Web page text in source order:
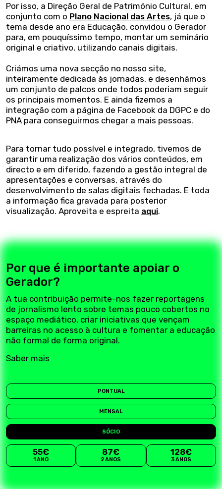
Por isso, a Direção Geral de Património Cultural, em
conjunto com o Plano Nacional das Artes, já que o
tema desde ano era Educação, convidou o Gerador
para, em pouquíssimo tempo, montar um seminário
original e criativo, utilizando canais digitais.
Criámos uma nova secção no nosso site,
inteiramente dedicada às jornadas, e desenhámos
um conjunto de palcos onde todos poderiam seguir
os principais momentos. E ainda fizemos a
integração com a página de Facebook da DGPC e do
PNA para conseguirmos chegar a mais pessoas.
Para tornar tudo possível e integrado, tivemos de
garantir uma realização dos vários conteúdos, em
directo e em diferido, fazendo a gestão integral de
apresentações e conversas, através do
desenvolvimento de salas digitais fechadas. E toda
a informação fica gravada para posterior
visualização. Aproveita e espreita aqui.
Por que é importante apoiar o
Gerador?
A tua contribuição permite-nos fazer reportagens
de jornalismo lento sobre temas pouco cobertos no
espaço mediático, criar iniciativas que vençam
barreiras no acesso à cultura e fomentar a educação
não formal de forma original.
Saber mais
PONTUAL
MENSAL
SÓCIO
55€
1 ANO
87€
2 ANOS
128€
3 ANOS